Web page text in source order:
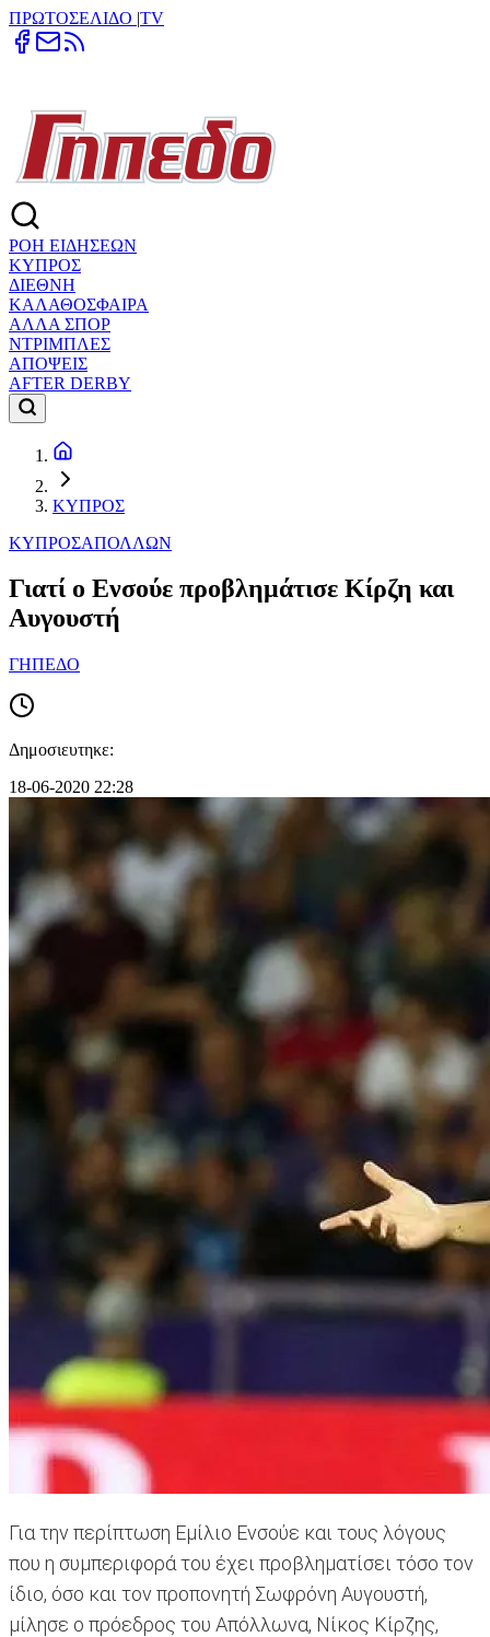
ΠΡΩΤΟΣΕΛΙΔΟ |TV
ΡΟΗ ΕΙΔΗΣΕΩΝ
ΚΥΠΡΟΣ
ΔΙΕΘΝΗ
ΚΑΛΑΘΟΣΦΑΙΡΑ
ΑΛΛΑ ΣΠΟΡ
ΝΤΡΙΜΠΛΕΣ
ΑΠΟΨΕΙΣ
AFTER DERBY
ΚΥΠΡΟΣ
ΚΥΠΡΟΣΑΠΟΛΛΩΝ
Γιατί ο Ενσούε προβλημάτισε Κίρζη και
Αυγουστή
ΓΗΠΕΔΟ
Δημοσιευτηκε:
18-06-2020 22:28
Για την περίπτωση Εμίλιο Ενσούε και τους λόγους
που η συμπεριφορά του έχει προβληματίσει τόσο τον
ίδιο, όσο και τον προπονητή Σωφρόνη Αυγουστή,
μίλησε ο πρόεδρος του Απόλλωνα, Νίκος Κίρζης,